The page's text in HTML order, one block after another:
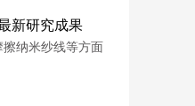
新研究成果
纳米纱线等方面